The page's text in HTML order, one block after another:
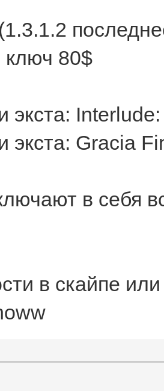
ключ 80$
экста:
экста: Gracia
в себя
в скайпе